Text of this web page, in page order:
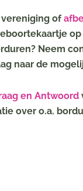
of
op
Neem
naar de
en Antwoord
over o.a.